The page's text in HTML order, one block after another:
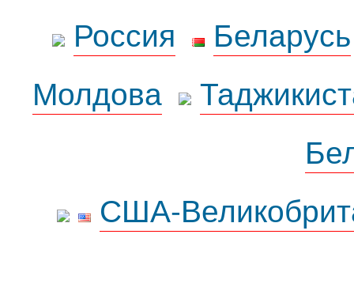
Россия
Беларусь
Молдова
США-